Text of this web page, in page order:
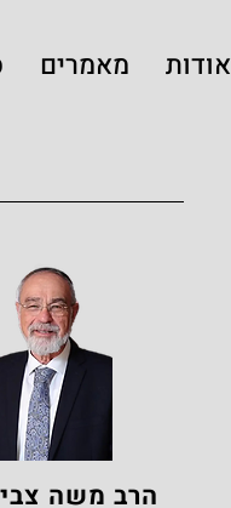
אודות מאמרים
הרב משה